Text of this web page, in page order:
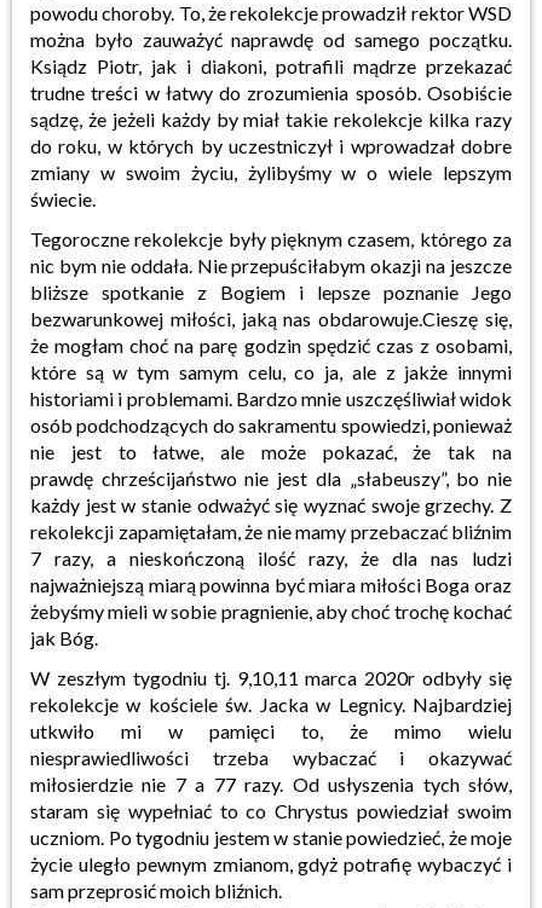
powodu choroby. To, że rekolekcje prowadził rektor WSD
można było zauważyć naprawdę od samego początku.
Ksiądz Piotr, jak i diakoni, potrafili mądrze przekazać
trudne treści w łatwy do zrozumienia sposób. Osobiście
sądzę, że jeżeli każdy by miał takie rekolekcje kilka razy
do roku, w których by uczestniczył i wprowadzał dobre
zmiany w swoim życiu, żylibyśmy w o wiele lepszym
świecie.
Tegoroczne rekolekcje były pięknym czasem, którego za
nic bym nie oddała. Nie przepuściłabym okazji na jeszcze
bliższe spotkanie z Bogiem i lepsze poznanie Jego
bezwarunkowej miłości, jaką nas obdarowuje.Cieszę się,
że mogłam choć na parę godzin spędzić czas z osobami,
które są w tym samym celu, co ja, ale z jakże innymi
historiami i problemami. Bardzo mnie uszczęśliwiał widok
osób podchodzących do sakramentu spowiedzi, ponieważ
nie jest to łatwe, ale może pokazać, że tak na
prawdę chrześcijaństwo nie jest dla „słabeuszy”, bo nie
każdy jest w stanie odważyć się wyznać swoje grzechy. Z
rekolekcji zapamiętałam, że nie mamy przebaczać bliźnim
7 razy, a nieskończoną ilość razy, że dla nas ludzi
najważniejszą miarą powinna być miara miłości Boga oraz
żebyśmy mieli w sobie pragnienie, aby choć trochę kochać
jak Bóg.
W zeszłym tygodniu tj. 9,10,11 marca 2020r odbyły się
rekolekcje w kościele św. Jacka w Legnicy. Najbardziej
utkwiło mi w pamięci to, że mimo wielu
niesprawiedliwości trzeba wybaczać i okazywać
miłosierdzie nie 7 a 77 razy. Od usłyszenia tych słów,
staram się wypełniać to co Chrystus powiedział swoim
uczniom. Po tygodniu jestem w stanie powiedzieć, że moje
życie uległo pewnym zmianom, gdyż potrafię wybaczyć i
sam przeprosić moich bliźnich.